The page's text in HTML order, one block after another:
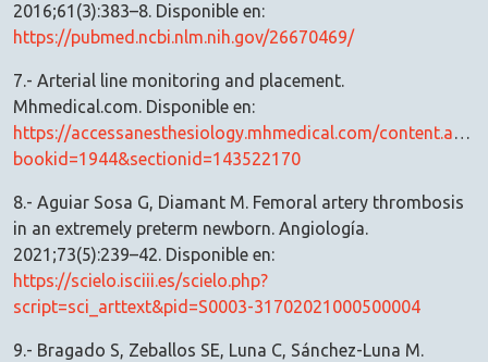
2016;61(3):383–8. Disponible en:
https://pubmed.ncbi.nlm.nih.gov/26670469/
7.- Arterial line monitoring and placement.
Mhmedical.com. Disponible en:
https://accessanesthesiology.mhmedical.com/content.aspx?
bookid=1944&sectionid=143522170
8.- Aguiar Sosa G, Diamant M. Femoral artery thrombosis
in an extremely preterm newborn. Angiología.
2021;73(5):239–42. Disponible en:
https://scielo.isciii.es/scielo.php?
script=sci_arttext&pid=S0003-31702021000500004
9.- Bragado S, Zeballos SE, Luna C, Sánchez-Luna M.